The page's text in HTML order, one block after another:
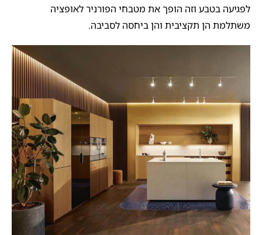
לפגיעה בטבע וזה הופך את מטבחי הפורניר לאופציה
משתלמת הן תקציבית והן ביחסה לסביבה.